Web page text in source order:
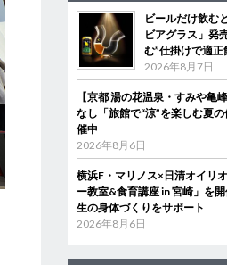
ビールだけ飲む
ビアグラス」発
む”仕掛けで適正
2026年8月7日
【京都 湯の花温泉・すみや亀
なし「旅館で“涼”を楽しむ夏
催中
2026年8月6日
横浜F・マリノス×日清オイリ
ー教室&食育講座 in 宮崎」を
生の身体づくりをサポート
2026年8月6日